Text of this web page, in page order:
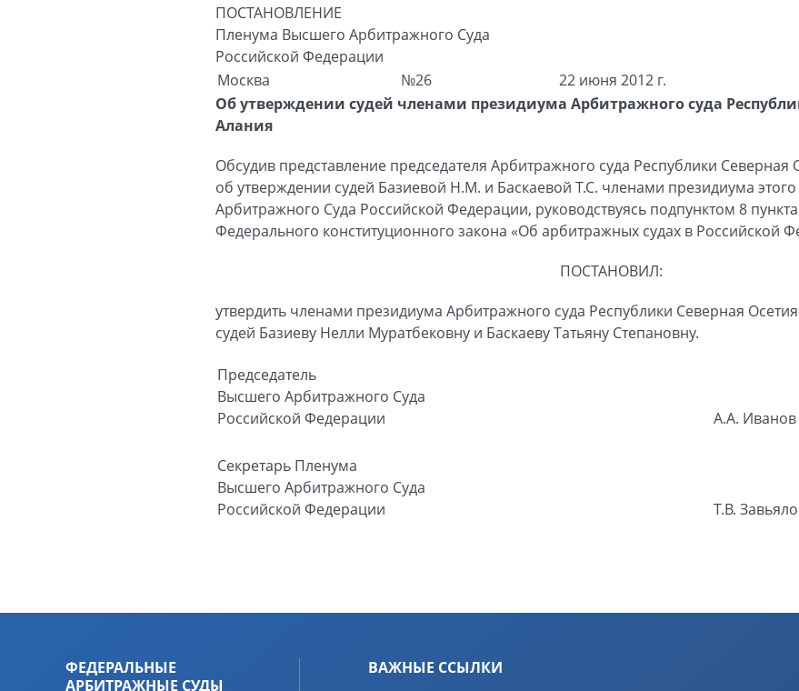
ПОСТАНОВЛЕНИЕ
Пленума Высшего Арбитражного Суда
Российской Федерации
Москва
№26
22 июня 2012 г.
Об утверждении судей членами президиума Арбитражного суда
Алания
Обсудив представление председателя Арбитражного суда Республики Северная
об утверждении судей Базиевой Н.М. и Баскаевой Т.С. членами президиума
Арбитражного Суда Российской Федерации, руководствуясь подпунктом 8 пункта
Федерального конституционного закона «Об арбитражных судах в Российской
ПОСТАНОВИЛ:
утвердить членами президиума Арбитражного суда Республики Северная
судей Базиеву Нелли Муратбековну и Баскаеву Татьяну Степановну.
Председатель
Высшего Арбитражного Суда
Российской Федерации
А.А. Иванов
Секретарь Пленума
Высшего Арбитражного Суда
Российской Федерации
Т.В.
ФЕДЕРАЛЬНЫЕ
АРБИТРАЖНЫЕ СУДЫ
ВАЖНЫЕ ССЫЛКИ